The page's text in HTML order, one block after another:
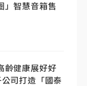
智慧音箱售
齡健康展好好
司打造「國泰